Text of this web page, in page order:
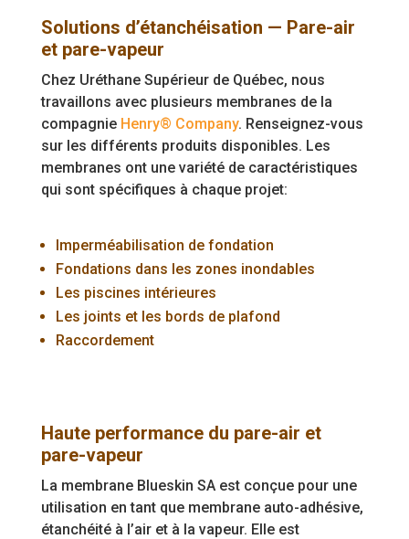
Solutions d’étanchéisation — Pare-air
et pare-vapeur
Chez Uréthane Supérieur de Québec, nous
travaillons avec plusieurs membranes de la
compagnie Henry® Company. Renseignez-vous
sur les différents produits disponibles. Les
membranes ont une variété de caractéristiques
qui sont spécifiques à chaque projet:
Imperméabilisation de fondation
Fondations dans les zones inondables
Les piscines intérieures
Les joints et les bords de plafond
Raccordement
Haute performance du pare-air et
pare-vapeur
La membrane Blueskin SA est conçue pour une
utilisation en tant que membrane auto-adhésive,
étanchéité à l’air et à la vapeur. Elle est